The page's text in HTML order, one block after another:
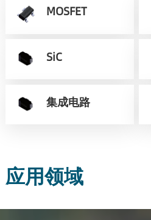
MOSFET
SiC
集成电路
应用领域